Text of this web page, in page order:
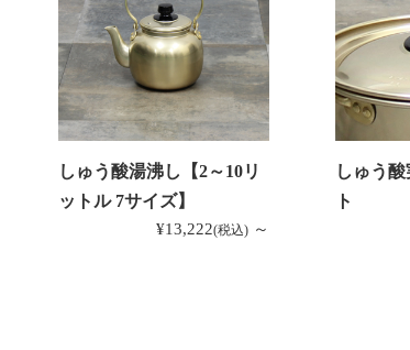
しゅう酸湯沸し【2～10リ
ットル 7サイズ】
¥13,222(税込) ～
しゅう
ト